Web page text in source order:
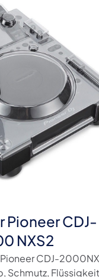
Deine
Pioneer CDJ-
NXS2
CDJ-
Schmutz,